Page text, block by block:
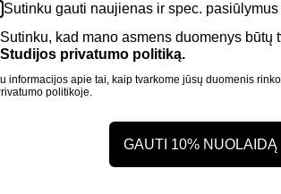
prekės ženklas, jungiantis inovacijas
spindesio.
Sutinku gauti naujienas ir spec. pasiūlymus
Sutinku, kad mano asmens duomenys būtų
Studijos privatumo politiką.
informacijos apie tai, kaip tvarkome jūsų duomenis
politikoje.
GAUTI 10% NUOLAIDĄ